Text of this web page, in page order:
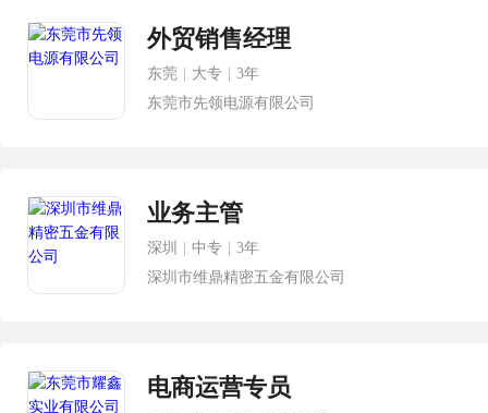
外贸销售经理
东莞 大专
3年
东莞市先领电源有限公司
业务主管
深圳 中专
3年
深圳市维鼎精密五金有限公司
电商运营专员